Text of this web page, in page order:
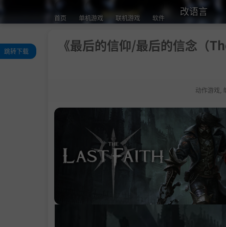
首页 单机游戏 联机游戏 软件
改语言
《最后的信仰/最后的信念（
动作游戏
跳转下载